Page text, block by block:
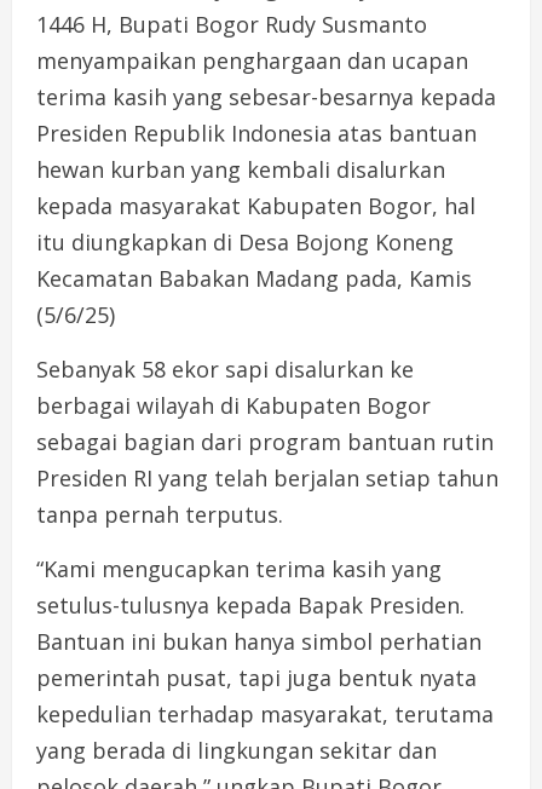
1446 H, Bupati Bogor Rudy Susmanto
menyampaikan penghargaan dan ucapan
terima kasih yang sebesar-besarnya kepada
Presiden Republik Indonesia atas bantuan
hewan kurban yang kembali disalurkan
kepada masyarakat Kabupaten Bogor, hal
itu diungkapkan di Desa Bojong Koneng
Kecamatan Babakan Madang pada, Kamis
(5/6/25)
Sebanyak 58 ekor sapi disalurkan ke
berbagai wilayah di Kabupaten Bogor
sebagai bagian dari program bantuan rutin
Presiden RI yang telah berjalan setiap tahun
tanpa pernah terputus.
“Kami mengucapkan terima kasih yang
setulus-tulusnya kepada Bapak Presiden.
Bantuan ini bukan hanya simbol perhatian
pemerintah pusat, tapi juga bentuk nyata
kepedulian terhadap masyarakat, terutama
yang berada di lingkungan sekitar dan